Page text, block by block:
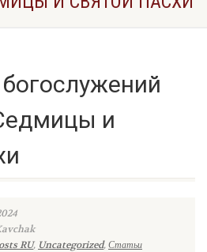
и
RU, Uncategorized,Статьи